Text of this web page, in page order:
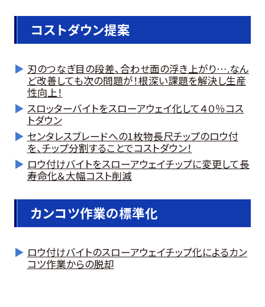
コストダウン提案
刃のつなぎ目の段差、合わせ面の浮き上がり….なん
ど改善しても次の問題が！根深い課題を解決し生産
性向上！
スロッターバイトをスローアウェイ化して４０％コス
トダウン
センタレスブレードへの1枚物長尺チップのロウ付
を、チップ分割することでコストダウン！
ロウ付けバイトをスローアウェイチップに変更して長
寿命化＆大幅コスト削減
カンコツ作業の標準化
ロウ付けバイトのスローアウェイチップ化によるカン
コツ作業からの脱却